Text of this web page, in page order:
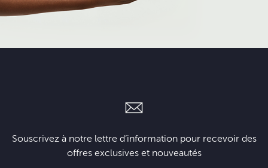
Souscrivez à notre lettre d’information pour recevoir des
offres exclusives et nouveautés